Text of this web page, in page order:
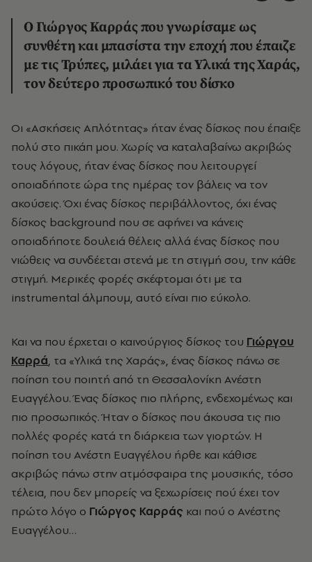
Ο Γιώργος Καρράς που γνωρίσαμε ως
συνθέτη και μπασίστα την εποχή που έπαιζε
με τις Τρύπες, μιλάει για τα Υλικά της Χαράς,
τον δεύτερο προσωπικό του δίσκο
Οι «Ασκήσεις Απλότητας» ήταν ένας δίσκος που έπαιξε
πολύ στο πικάπ μου. Χωρίς να καταλαβαίνω ακριβώς
τους λόγους, ήταν ένας δίσκος που λειτουργεί
οποιαδήποτε ώρα της ημέρας τον βάλεις να τον
ακούσεις. Όχι ένας δίσκος περιβάλλοντος, όχι ένας
δίσκος background που σε αφήνει να κάνεις
οποιαδήποτε δουλειά θέλεις αλλά ένας δίσκος που
νιώθεις να συνδέεται στενά με τη στιγμή σου, την κάθε
στιγμή. Μερικές φορές σκέφτομαι ότι με τα
instrumental άλμπουμ, αυτό είναι πιο εύκολο.
Και να που έρχεται ο καινούργιος δίσκος του Γιώργου
Καρρά, τα «Υλικά της Χαράς», ένας δίσκος πάνω σε
ποίηση του ποιητή από τη Θεσσαλονίκη Ανέστη
Ευαγγέλου. Ένας δίσκος πιο πλήρης, ενδεχομένως και
πιο προσωπικός. Ήταν ο δίσκος που άκουσα τις πιο
πολλές φορές κατά τη διάρκεια των γιορτών. Η
ποίηση του Ανέστη Ευαγγέλου ήρθε και κάθισε
ακριβώς πάνω στην ατμόσφαιρα της μουσικής, τόσο
τέλεια, που δεν μπορείς να ξεχωρίσεις πού έχει τον
πρώτο λόγο ο Γιώργος Καρράς και πού ο Ανέστης
Ευαγγέλου…